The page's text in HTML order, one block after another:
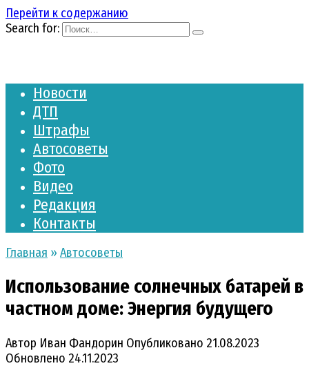
Перейти к содержанию
Search for:
Новости
ДТП
Штрафы
Автосоветы
Фото
Видео
Редакция
Контакты
Главная » Автосоветы
Использование солнечных батарей в
частном доме: Энергия будущего
Автор Иван Фандорин Опубликовано 21.08.2023
Обновлено 24.11.2023